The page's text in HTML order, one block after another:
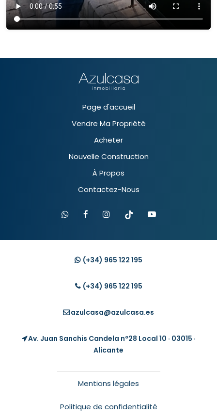
Page d'accueil
Vendre Ma Propriété
Acheter
Nouvelle Construction
À Propos
Contactez-Nous
(+34) 965 122 195
(+34) 965 122 195
azulcasa@azulcasa.es
Av. Juan Sanchis Candela nº28 Local 10 · 03015 ·
Alicante
Mentions légales
Politique de confidentialité